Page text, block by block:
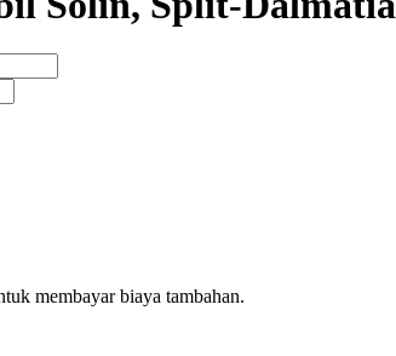
membayar biaya tambahan.